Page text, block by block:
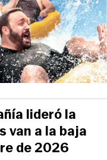
lideró la
van a la baja
de 2026